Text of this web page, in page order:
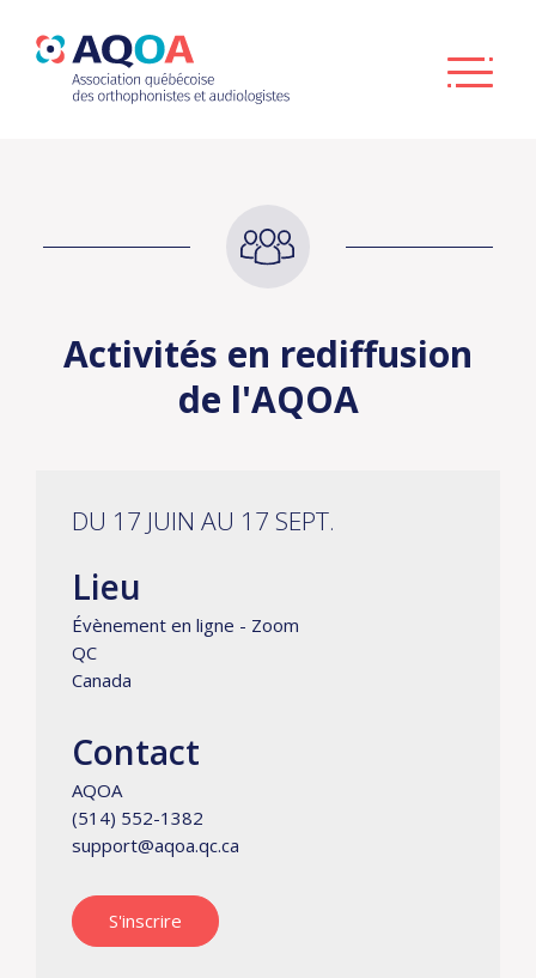
Activités en rediffusion
de l'AQOA
DU 17 JUIN AU 17 SEPT.
Lieu
Évènement en ligne - Zoom
QC
Canada
Contact
AQOA
(514) 552-1382
support@aqoa.qc.ca
S'inscrire